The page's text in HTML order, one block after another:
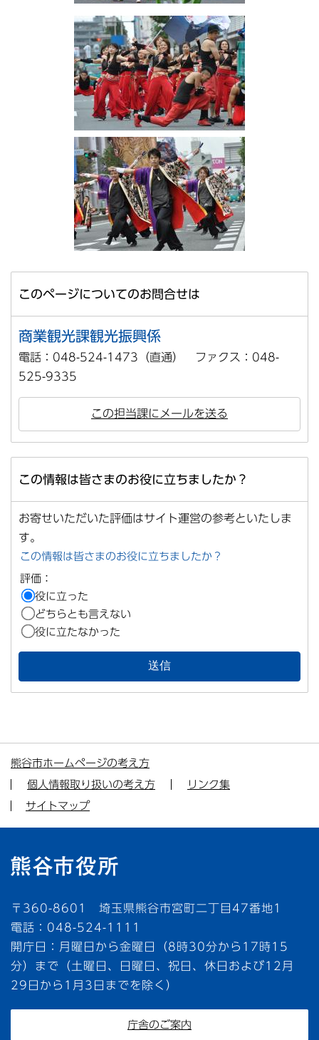
このページについてのお問合せは
商業観光課観光振興係
電話：048-524-1473（直通） ファクス：048-
525-9335
この担当課にメールを送る
この情報は皆さまのお役に立ちましたか？
お寄せいただいた評価はサイト運営の参考といたしま
す。
この情報は皆さまのお役に立ちましたか？
評価：
役に立った
どちらとも言えない
役に立たなかった
熊谷市ホームページの考え方
個人情報取り扱いの考え方
リンク集
サイトマップ
〒360-8601 埼玉県熊谷市宮町二丁目47番地1
電話：048-524-1111
開庁日：月曜日から金曜日（8時30分から17時15
分）まで（土曜日、日曜日、祝日、休日および12月
29日から1月3日までを除く）
庁舎のご案内